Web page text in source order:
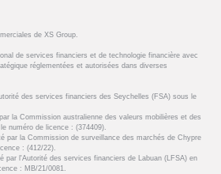
de XS Group.
de services financiers et de technologie financière avec
réglementées et autorisées dans diverses
des services financiers des Seychelles (FSA) sous le
la Commission australienne des valeurs mobilières et des
numéro de licence : (374409).
par la Commission de surveillance des marchés de Chypre
: (412/22).
par l'Autorité des services financiers de Labuan (LFSA) en
: MB/21/0081.